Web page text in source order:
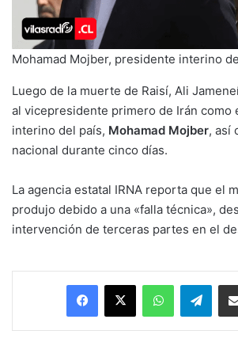
Mohamad Mojber, presidente interino
Luego de la muerte de Raisí, Ali
al vicepresidente primero de Irán como
interino del país, Mohamad Mojber, así
nacional durante cinco días.
La agencia estatal IRNA reporta que el
produjo debido a una «falla técnica»,
intervención de terceras partes en el
Facebook
X WhatsApp